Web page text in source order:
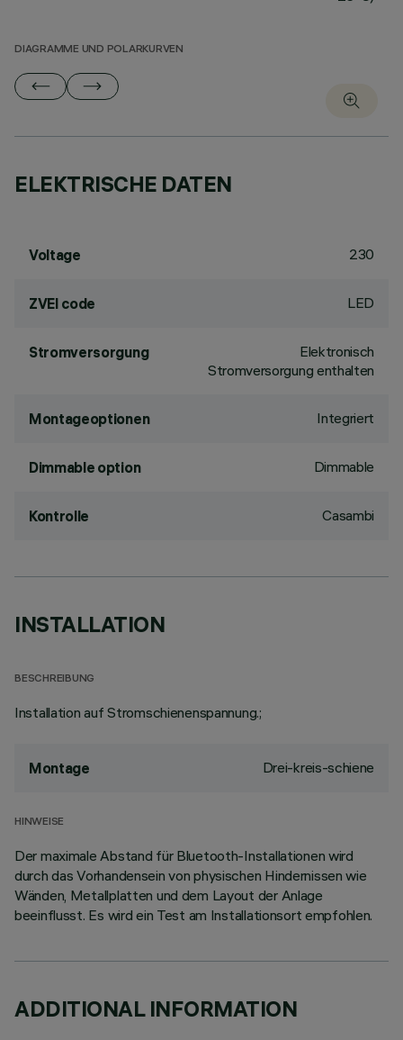
DIAGRAMME UND POLARKURVEN
ELEKTRISCHE DATEN
Voltage 230
ZVEI code LED
Stromversorgung
Elektronisch
Stromversorgung enthalten
Montageoptionen Integriert
Dimmable option Dimmable
Kontrolle Casambi
INSTALLATION
BESCHREIBUNG
Installation auf Stromschienenspannung.;
Montage Drei-kreis-schiene
HINWEISE
Der maximale Abstand für Bluetooth-Installationen wird
durch das Vorhandensein von physischen Hindernissen wie
Wänden, Metallplatten und dem Layout der Anlage
beeinflusst. Es wird ein Test am Installationsort empfohlen.
ADDITIONAL INFORMATION